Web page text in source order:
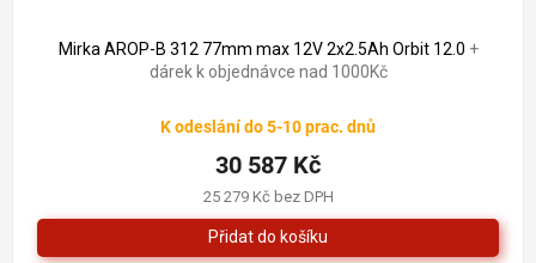
Mirka AROP-B 312 77mm max 12V 2x2.5Ah Orbit 12.0 +
dárek k objednávce nad 1000Kč
K odeslání do 5-10 prac. dnů
25 279 Kč bez DPH
30 587 Kč